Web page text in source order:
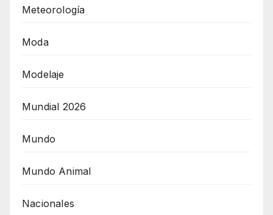
Meteorología
Moda
Modelaje
Mundial 2026
Mundo
Mundo Animal
Nacionales